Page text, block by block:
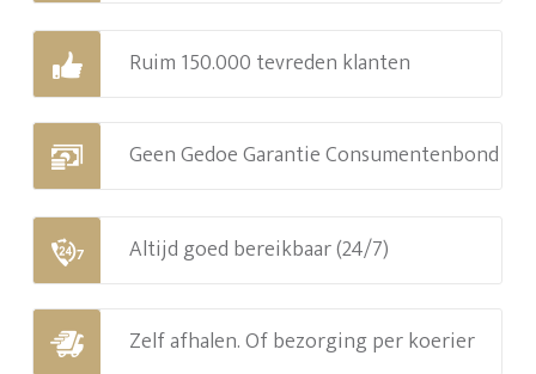
Ruim 150.000 tevreden klanten
Geen Gedoe Garantie Consumentenbond
Altijd goed bereikbaar (24/7)
Zelf afhalen. Of bezorging per koerier